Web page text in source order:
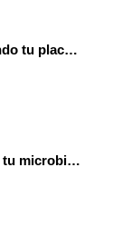
Mide datos en directo usando tu placa microbit y programando con MakeCode dos placas conectadas por radio
Utiliza las posibilidades de tu microbit programando com MakeCode para medir temperatura y nivel de luz con Datalogger